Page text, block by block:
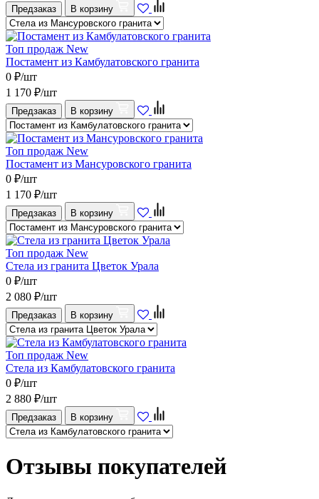
Предзаказ В корзину
Топ продаж New
Постамент из Камбулатовского гранита
0 ₽/шт
1 170 ₽/шт
Предзаказ В корзину
Топ продаж New
Постамент из Мансуровского гранита
0 ₽/шт
1 170 ₽/шт
Предзаказ В корзину
Топ продаж New
Стела из гранита Цветок Урала
0 ₽/шт
2 080 ₽/шт
Предзаказ В корзину
Топ продаж New
Стела из Камбулатовского гранита
0 ₽/шт
2 880 ₽/шт
Предзаказ В корзину
Отзывы покупателей